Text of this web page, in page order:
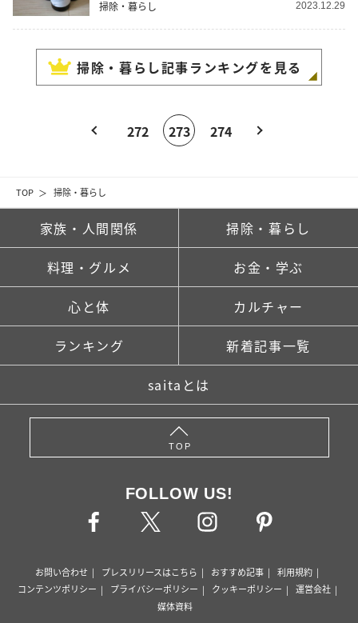
TOP 掃除・暮らし
掃除・暮らし 2023.12.29
掃除・暮らし記事ランキングを見る
272 273 274
家族・人間関係 掃除・暮らし
料理・グルメ お金・学ぶ
心と体 カルチャー
ランキング 新着記事一覧
saitaとは
TOP
FOLLOW US!
お問い合わせ プレスリリースはこちら おすすめ記事
利用規約
コンテンツポリシー
プライバシーポリシー クッキーポリシー
運営会社
媒体資料